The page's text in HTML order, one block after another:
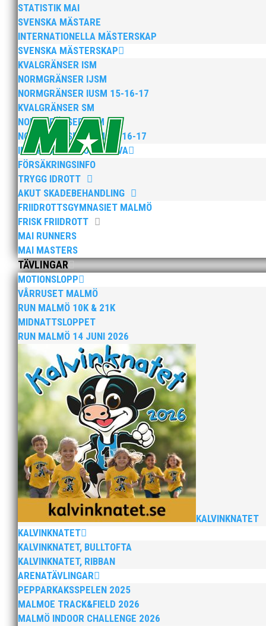
STATISTIK MAI
SVENSKA MÄSTARE
INTERNATIONELLA MÄSTERSKAP
SVENSKA MÄSTERSKAP
KVALGRÄNSER ISM
NORMGRÄNSER IJSM
NORMGRÄNSER IUSM 15-16-17
KVALGRÄNSER SM
NORMGRÄNSER JSM
NORMGRÄNSER USM 15-16-17
INFORMATION FÖR AKTIVA
FÖRSÄKRINGSINFO
TRYGG IDROTT
AKUT SKADEBEHANDLING
FRIIDROTTSGYMNASIET MALMÖ
FRISK FRIIDROTT
MAI RUNNERS
MAI MASTERS
TÄVLINGAR
MOTIONSLOPP
VÅRRUSET MALMÖ
RUN MALMÖ 10K & 21K
MIDNATTSLOPPET
RUN MALMÖ 14 JUNI 2026
KALVINKNATET
KALVINKNATET
KALVINKNATET, BULLTOFTA
KALVINKNATET, RIBBAN
ARENATÄVLINGAR
PEPPARKAKSSPELEN 2025
MALMOE TRACK&FIELD 2026
MALMÖ INDOOR CHALLENGE 2026
Som traditionen bjuder så var vi ett helt gäng löpare
runt Pildammsparken (2,7 km respektive 5,4
Klubbchef – Malmö Allmänna Idrottsförening (MAI)
Allmänna Idrottsförening – MAI – söker en
För mig har Lasse betytt oerhört mycket på flera
med en mängd olika projekt. Med sin parhäst och
Nu är hösten här och för oss MAI:re betyder det
ordförande i vår anrika förening om hur jag
MAI Klubbkväll 8 okt – MAI bjöd in alla friidrottare